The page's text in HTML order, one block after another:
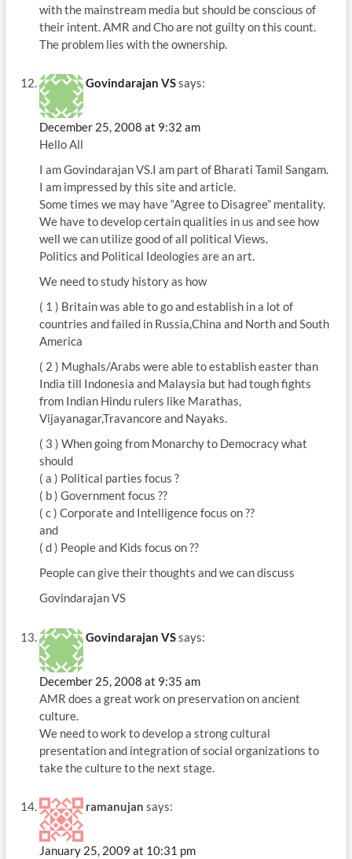
with the mainstream media but should be conscious of
their intent. AMR and Cho are not guilty on this count.
The problem lies with the ownership.
Govindarajan VSsays:
December 25, 2008 at 9:32 am
Hello All
I am Govindarajan VS.I am part of Bharati Tamil Sangam.
I am impressed by this site and article.
Some times we may have “Agree to Disagree” mentality.
We have to develop certain qualities in us and see how
well we can utilize good of all political Views.
Politics and Political Ideologies are an art.
We need to study history as how
( 1 ) Britain was able to go and establish in a lot of
countries and failed in Russia,China and North and South
America
( 2 ) Mughals/Arabs were able to establish easter than
India till Indonesia and Malaysia but had tough fights
from Indian Hindu rulers like Marathas,
Vijayanagar,Travancore and Nayaks.
( 3 ) When going from Monarchy to Democracy what
should
( a ) Political parties focus ?
( b ) Government focus ??
( c ) Corporate and Intelligence focus on ??
and
( d ) People and Kids focus on ??
People can give their thoughts and we can discuss
Govindarajan VS
Govindarajan VSsays:
December 25, 2008 at 9:35 am
AMR does a great work on preservation on ancient
culture.
We need to work to develop a strong cultural
presentation and integration of social organizations to
take the culture to the next stage.
ramanujan says:
January 25, 2009 at 10:31 pm